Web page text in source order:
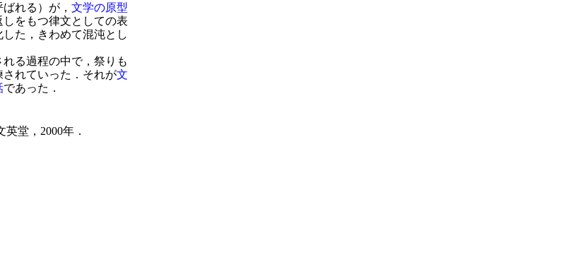
ばれる）が， 文学の原型
をもつ律文としての表
た，きわめて混沌とし
る過程の中で，祭りも
れていった．それが文
であった．
堂，2000年．